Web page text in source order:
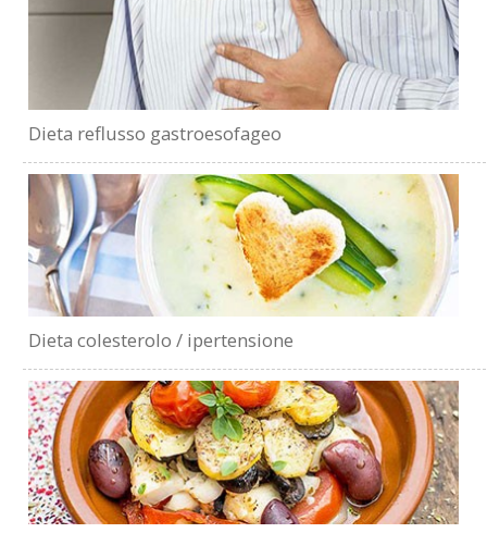
Dieta reflusso gastroesofageo
Dieta colesterolo / ipertensione